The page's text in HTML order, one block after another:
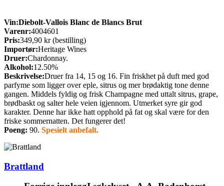
Vin:Diebolt-Vallois Blanc de Blancs Brut
Varenr:4004601
Pris:349,90 kr (bestilling)
Importør:Heritage Wines
Druer:Chardonnay.
Alkohol:12.50%
Beskrivelse:Druer fra 14, 15 og 16. Fin friskhet på duft med god
parfyme som ligger over eple, sitrus og mer brødaktig tone denne
gangen. Middels fyldig og frisk Champagne med uttalt sitrus, grape,
brødbaskt og salter hele veien igjennom. Utmerket syre gir god
karakter. Denne har ikke hatt opphold på fat og skal være for den
friske sommernatten. Det fungerer det!
Poeng: 90. Spesielt anbefalt.
Brattland